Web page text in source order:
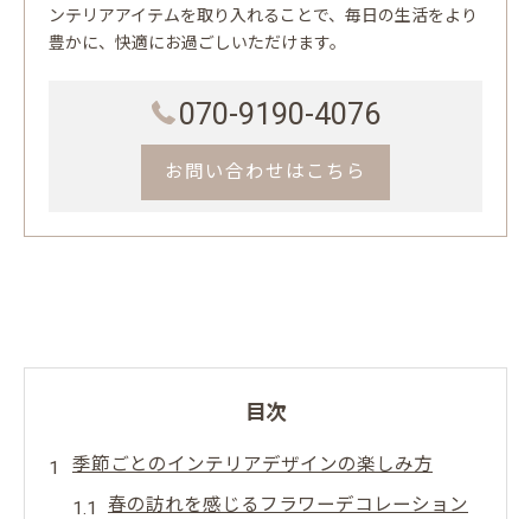
ンテリアアイテムを取り入れることで、毎日の生活をより
豊かに、快適にお過ごしいただけます。
070-9190-4076
お問い合わせはこちら
目次
季節ごとのインテリアデザインの楽しみ方
春の訪れを感じるフラワーデコレーション